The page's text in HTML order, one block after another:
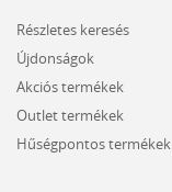
Részletes keresés
Újdonságok
Akciós termékek
Outlet termékek
Hűségpontos termékek